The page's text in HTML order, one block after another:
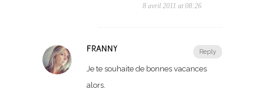
8 avril 2011 at 08:26
Reply
FRANNY
Je te souhaite de bonnes vacances
alors.